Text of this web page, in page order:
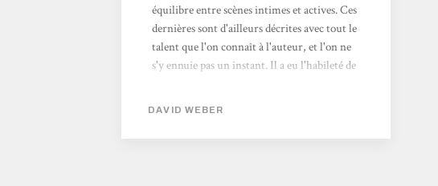
équilibre entre scènes intimes et actives. Ces
dernières sont d'ailleurs décrites avec tout le
talent que l'on connaît à l'auteur, et l'on ne
s'y ennuie pas un instant. Il a eu l'habileté de
marines, et ces ambiances de combat très
DAVID WEBER